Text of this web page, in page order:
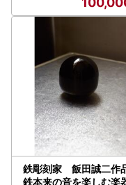
鉄彫刻家 飯田誠二作
鉄本来の音を楽しむ楽